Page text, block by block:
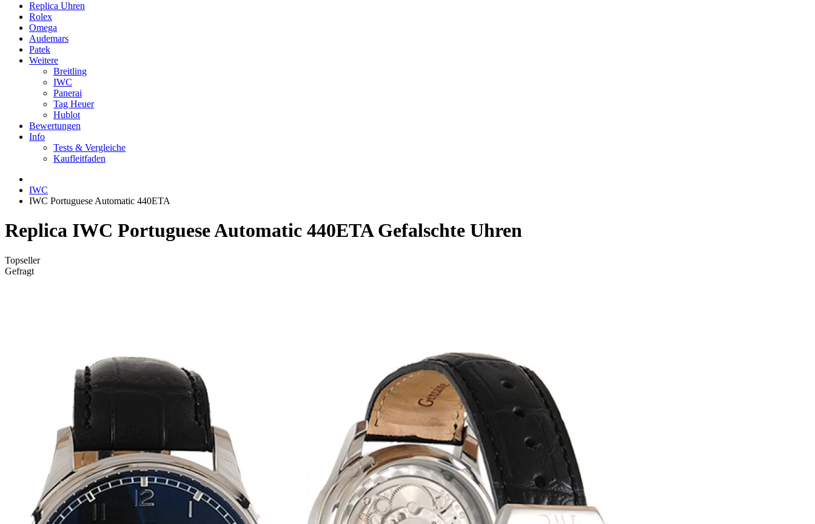
Replica Uhren
Rolex
Omega
Audemars
Patek
Weitere
Breitling
IWC
Panerai
Tag Heuer
Hublot
Bewertungen
Info
Tests & Vergleiche
Kaufleitfaden
IWC
IWC Portuguese Automatic 440ETA
Replica IWC Portuguese Automatic 440ETA Gefalschte Uhren
Topseller
Gefragt